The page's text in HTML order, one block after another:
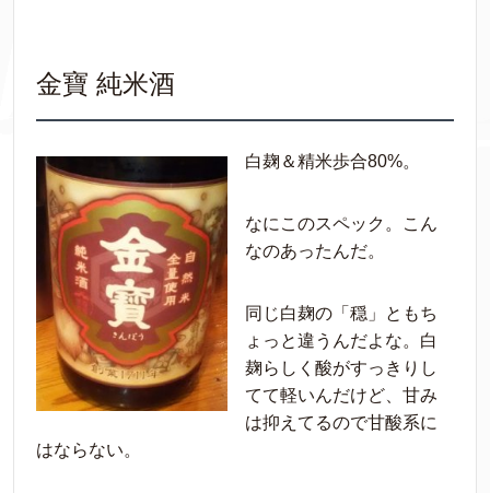
金寶 純米酒
白麹＆精米歩合80%。
なにこのスペック。こん
なのあったんだ。
同じ白麹の「穏」ともち
ょっと違うんだよな。白
麹らしく酸がすっきりし
てて軽いんだけど、甘み
は抑えてるので甘酸系に
はならない。